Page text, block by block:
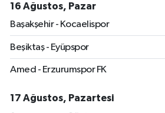
16 Ağustos, Pazar
Başakşehir - Kocaelispor
Beşiktaş - Eyüpspor
Amed - Erzurumspor FK
17 Ağustos, Pazartesi